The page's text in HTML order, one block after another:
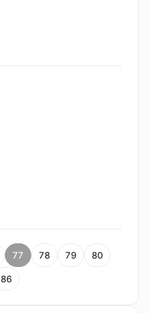
77 78 79 80
86